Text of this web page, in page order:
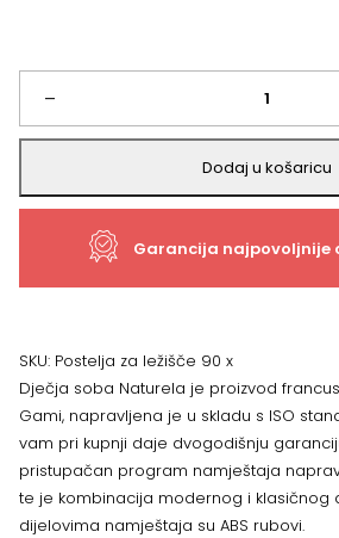
je:
179,88 €.
152,90 €.
–
Krevet
za
madrac
200,
dimenzije
98
x
Dodaj u košaricu
Garancija najpovoljnije
SKU: Postelja za ležišče 90 x
Dječja soba Naturela je proizvod
Gami, napravljena je u skladu s ISO
vam pri kupnji daje dvogodišnju
pristupačan program namještaja
te je kombinacija modernog i klasičnog
dijelovima namještaja su ABS rubovi.